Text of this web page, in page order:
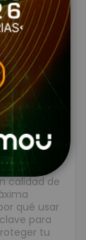
calidad de
qué usar
para
tu